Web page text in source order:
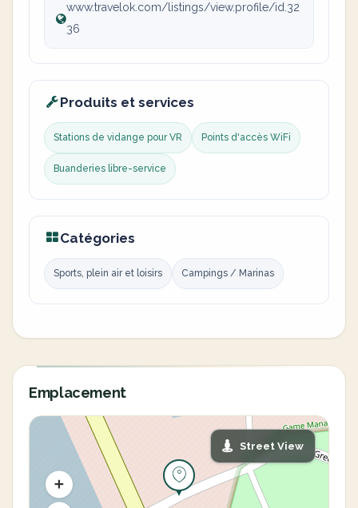
www.travelok.com/listings/view.profile/id.32
36
Produits et services
Stations de vidange pour VR Points d'accès WiFi
Buanderies libre-service
Catégories
Sports, plein air et loisirs Campings / Marinas
Emplacement
Street View